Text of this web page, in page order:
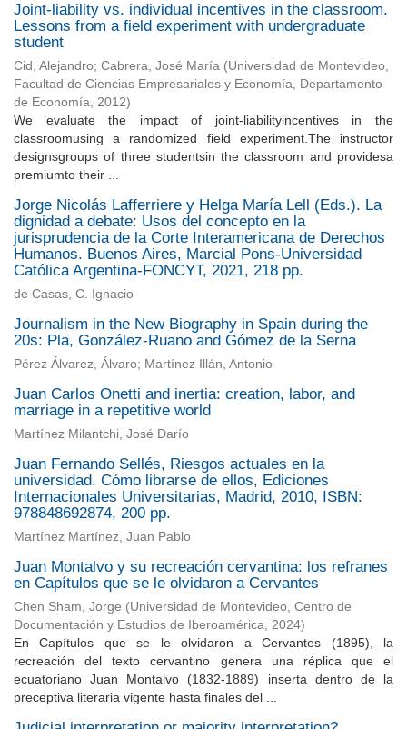
Joint-liability vs. individual incentives in the classroom.
Lessons from a field experiment with undergraduate
student
Cid, Alejandro; Cabrera, José María (Universidad de Montevideo,
Facultad de Ciencias Empresariales y Economía, Departamento
de Economía, 2012)
We evaluate the impact of joint-liabilityincentives in the
classroomusing a randomized field experiment.The instructor
designsgroups of three studentsin the classroom and providesa
premiumto their ...
Jorge Nicolás Lafferriere y Helga María Lell (Eds.). La
dignidad a debate: Usos del concepto en la
jurisprudencia de la Corte Interamericana de Derechos
Humanos. Buenos Aires, Marcial Pons-Universidad
Católica Argentina-FONCYT, 2021, 218 pp.
de Casas, C. Ignacio
Journalism in the New Biography in Spain during the
20s: Pla, González-Ruano and Gómez de la Serna
Pérez Álvarez, Álvaro; Martínez Illán, Antonio
Juan Carlos Onetti and inertia: creation, labor, and
marriage in a repetitive world
Martínez Milantchi, José Darío
Juan Fernando Sellés, Riesgos actuales en la
universidad. Cómo librarse de ellos, Ediciones
Internacionales Universitarias, Madrid, 2010, ISBN:
978848692874, 200 pp.
Martínez Martínez, Juan Pablo
Juan Montalvo y su recreación cervantina: los refranes
en Capítulos que se le olvidaron a Cervantes
Chen Sham, Jorge (Universidad de Montevideo, Centro de
Documentación y Estudios de Iberoamérica, 2024)
En Capítulos que se le olvidaron a Cervantes (1895), la
recreación del texto cervantino genera una réplica que el
ecuatoriano Juan Montalvo (1832-1889) inserta dentro de la
preceptiva literaria vigente hasta finales del ...